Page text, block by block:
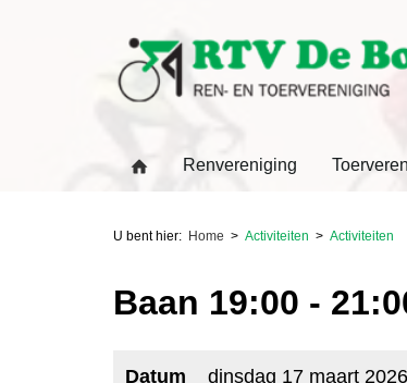
Renvereniging
U bent hier: Home Activiteiten Activiteiten
Baan 19:00 -
Datum dinsdag 17 maart 2026